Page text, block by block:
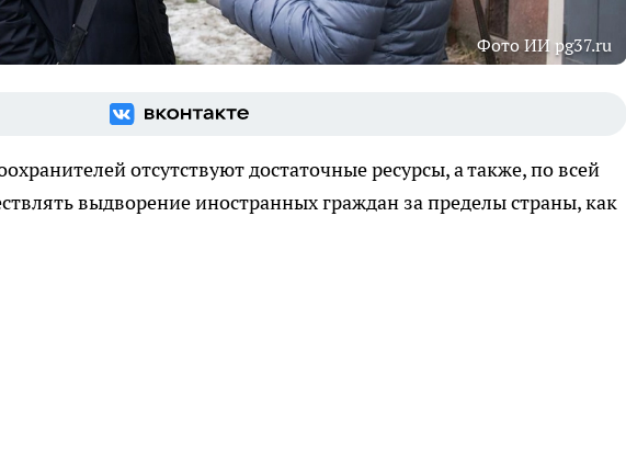
Фото ИИ pg37.ru
отсутствуют достаточные ресурсы, а также, по всей
выдворение иностранных граждан за пределы страны, как